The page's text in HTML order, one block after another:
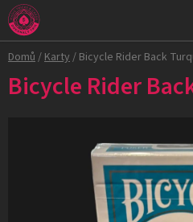
Přejít
na
obsah
Domů/Karty/ Bicycle Rider Back
Bicycle Rider